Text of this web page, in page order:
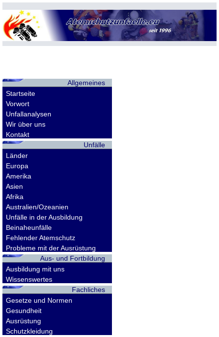
Allgemeines
Startseite
Vorwort
Unfallanalysen
Wir über uns
Kontakt
Unfälle
Länder
Europa
Amerika
Asien
Afrika
Australien/Ozeanien
Unfälle in der Ausbildung
Beinaheunfälle
Fehlender Atemschutz
Probleme mit der Ausrüstung
Aus- und Fortbildung
Ausbildung mit uns
Wissenswertes
Fachliches
Gesetze und Normen
Gesundheit
Ausrüstung
Schutzkleidung